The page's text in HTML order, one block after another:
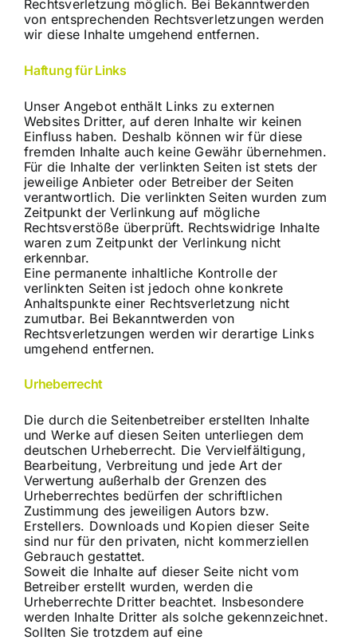
Rechtsverletzung möglich. Bei Bekanntwerden
von entsprechenden Rechtsverletzungen werden
wir diese Inhalte umgehend entfernen.
Haftung für Links
Unser Angebot enthält Links zu externen
Websites Dritter, auf deren Inhalte wir keinen
Einfluss haben. Deshalb können wir für diese
fremden Inhalte auch keine Gewähr übernehmen.
Für die Inhalte der verlinkten Seiten ist stets der
jeweilige Anbieter oder Betreiber der Seiten
verantwortlich. Die verlinkten Seiten wurden zum
Zeitpunkt der Verlinkung auf mögliche
Rechtsverstöße überprüft. Rechtswidrige Inhalte
waren zum Zeitpunkt der Verlinkung nicht
erkennbar.
Eine permanente inhaltliche Kontrolle der
verlinkten Seiten ist jedoch ohne konkrete
Anhaltspunkte einer Rechtsverletzung nicht
zumutbar. Bei Bekanntwerden von
Rechtsverletzungen werden wir derartige Links
umgehend entfernen.
Urheberrecht
Die durch die Seitenbetreiber erstellten Inhalte
und Werke auf diesen Seiten unterliegen dem
deutschen Urheberrecht. Die Vervielfältigung,
Bearbeitung, Verbreitung und jede Art der
Verwertung außerhalb der Grenzen des
Urheberrechtes bedürfen der schriftlichen
Zustimmung des jeweiligen Autors bzw.
Erstellers. Downloads und Kopien dieser Seite
sind nur für den privaten, nicht kommerziellen
Gebrauch gestattet.
Soweit die Inhalte auf dieser Seite nicht vom
Betreiber erstellt wurden, werden die
Urheberrechte Dritter beachtet. Insbesondere
werden Inhalte Dritter als solche gekennzeichnet.
Sollten Sie trotzdem auf eine